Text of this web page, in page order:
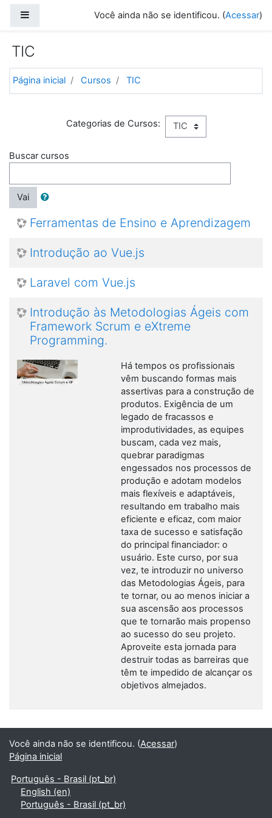
Você ainda não se identificou. (Acessar)
TIC
Página inicial Cursos TIC
Categorias de Cursos:
Buscar cursos
Vai
Ferramentas de Ensino e Aprendizagem
Introdução ao Vue.js
Laravel com Vue.js
Introdução às Metodologias Ágeis com
Framework Scrum e eXtreme
Programming.
Há tempos os profissionais
vêm buscando formas mais
assertivas para a construção de
produtos. Exigência de um
legado de fracassos e
improdutividades, as equipes
buscam, cada vez mais,
quebrar paradigmas
engessados nos processos de
produção e adotam modelos
mais flexíveis e adaptáveis,
resultando em trabalho mais
eficiente e eficaz, com maior
taxa de sucesso e satisfação
do principal financiador: o
usuário. Este curso, por sua
vez, te introduzir no universo
das Metodologias Ágeis, para
te tornar, ou ao menos iniciar a
sua ascensão aos processos
que te tornarão mais propenso
ao sucesso do seu projeto.
Aproveite esta jornada para
destruir todas as barreiras que
têm te impedido de alcançar os
objetivos almejados.
Você ainda não se identificou. (Acessar)
Página inicial
Português - Brasil ‎(pt_br)‎
English ‎(en)‎
Português - Brasil ‎(pt_br)‎